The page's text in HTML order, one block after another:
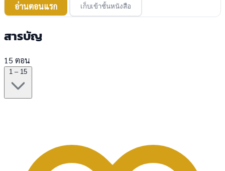
อ่านตอนแรก
เก็บเข้าชั้นหนังสือ
สารบัญ
15 ตอน
1 – 15